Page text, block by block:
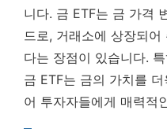
니다. 금 ETF는 금 가격
드로, 거래소에 상장되
다는 장점이 있습니다.
금 ETF는 금의 가치를
어 투자자들에게 매력적